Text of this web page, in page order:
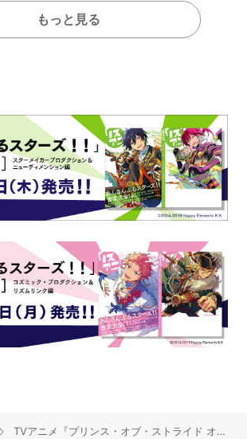
もっと見る
TVアニメ『プリンス・オブ・ストライド オルタナティブ』キャラクターソングCD vol.3ジャケット写真公開！！